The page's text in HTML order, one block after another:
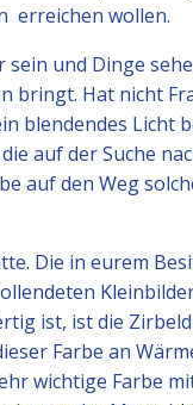
erreichen wollen.
und Dinge
Hat nicht
blendendes Licht
auf der Suche
auf den Weg
Die in eurem
ist, ist die
Farbe an
wichtige Farbe